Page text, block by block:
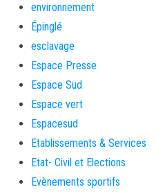
environnement
Épinglé
esclavage
Espace Presse
Espace Sud
Espace vert
Espacesud
Etablissements & Services
Etat- Civil et Elections
Evènements sportifs